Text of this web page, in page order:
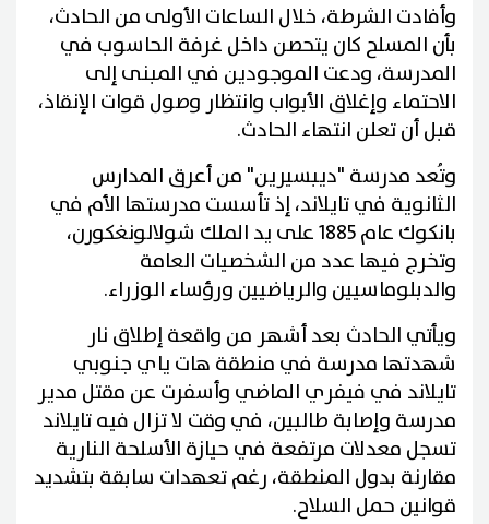
وأفادت الشرطة، خلال الساعات الأولى من الحادث،
بأن المسلح كان يتحصن داخل غرفة الحاسوب في
المدرسة، ودعت الموجودين في المبنى إلى
الاحتماء وإغلاق الأبواب وانتظار وصول قوات الإنقاذ،
قبل أن تعلن انتهاء الحادث.
وتُعد مدرسة "ديبسيرين" من أعرق المدارس
الثانوية في تايلاند، إذ تأسست مدرستها الأم في
بانكوك عام 1885 على يد الملك شولالونغكورن،
وتخرج فيها عدد من الشخصيات العامة
والدبلوماسيين والرياضيين ورؤساء الوزراء.
ويأتي الحادث بعد أشهر من واقعة إطلاق نار
شهدتها مدرسة في منطقة هات ياي جنوبي
تايلاند في فيفري الماضي وأسفرت عن مقتل مدير
مدرسة وإصابة طالبين، في وقت لا تزال فيه تايلاند
تسجل معدلات مرتفعة في حيازة الأسلحة النارية
مقارنة بدول المنطقة، رغم تعهدات سابقة بتشديد
قوانين حمل السلاح.